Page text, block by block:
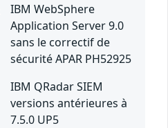
IBM WebSphere
Application Server 9.0
sans le correctif de
sécurité APAR PH52925
IBM QRadar SIEM
versions antérieures à
7.5.0 UP5